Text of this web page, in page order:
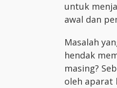
untuk
awal dan
Masalah
hendak
masing?
oleh aparat